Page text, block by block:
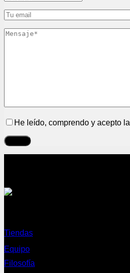
He leído, comprendo y acepto la
Tiendas
Equipo
Filosofía